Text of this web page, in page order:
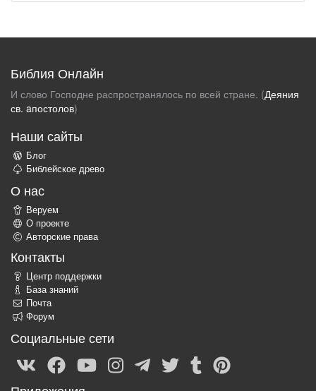
Библия Онлайн
И слово Господне распространялось по всей стране. (Деяния
св. aпостолов)
Наши сайты
Блог
Библейское древо
О нас
Веруем
О проекте
Авторские права
Контакты
Центр поддержки
База знаний
Почта
Форум
Социальные сети